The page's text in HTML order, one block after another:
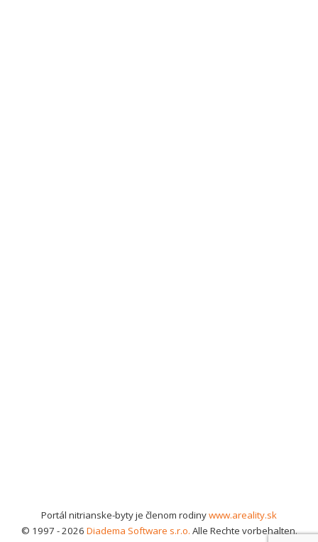
Portál nitrianske-byty je členom rodinywww.areality.sk
© 1997 - 2026 Diadema Software s.r.o. Alle Rechte vorbehalten.